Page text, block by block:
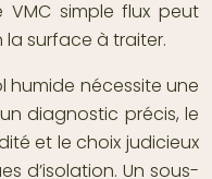
VMC simple flux peut
surface à traiter.
humide nécessite une
diagnostic précis, le
et le choix judicieux
d’isolation. Un sous-